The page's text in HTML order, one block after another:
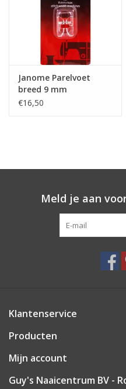
Janome Parelvoet
breed 9 mm
€16,50
Meld je aan
Klantenservice
Producten
Mijn account
Guy's Naaicentrum BV -